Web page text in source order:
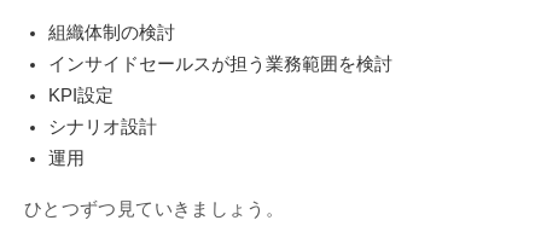
組織体制の検討
インサイドセールスが担う業務範囲を検討
KPI設定
シナリオ設計
運用
ひとつずつ見ていきましょう。